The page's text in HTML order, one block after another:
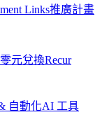
Links推廣計畫
零元兌換Recur
自動化AI 工具